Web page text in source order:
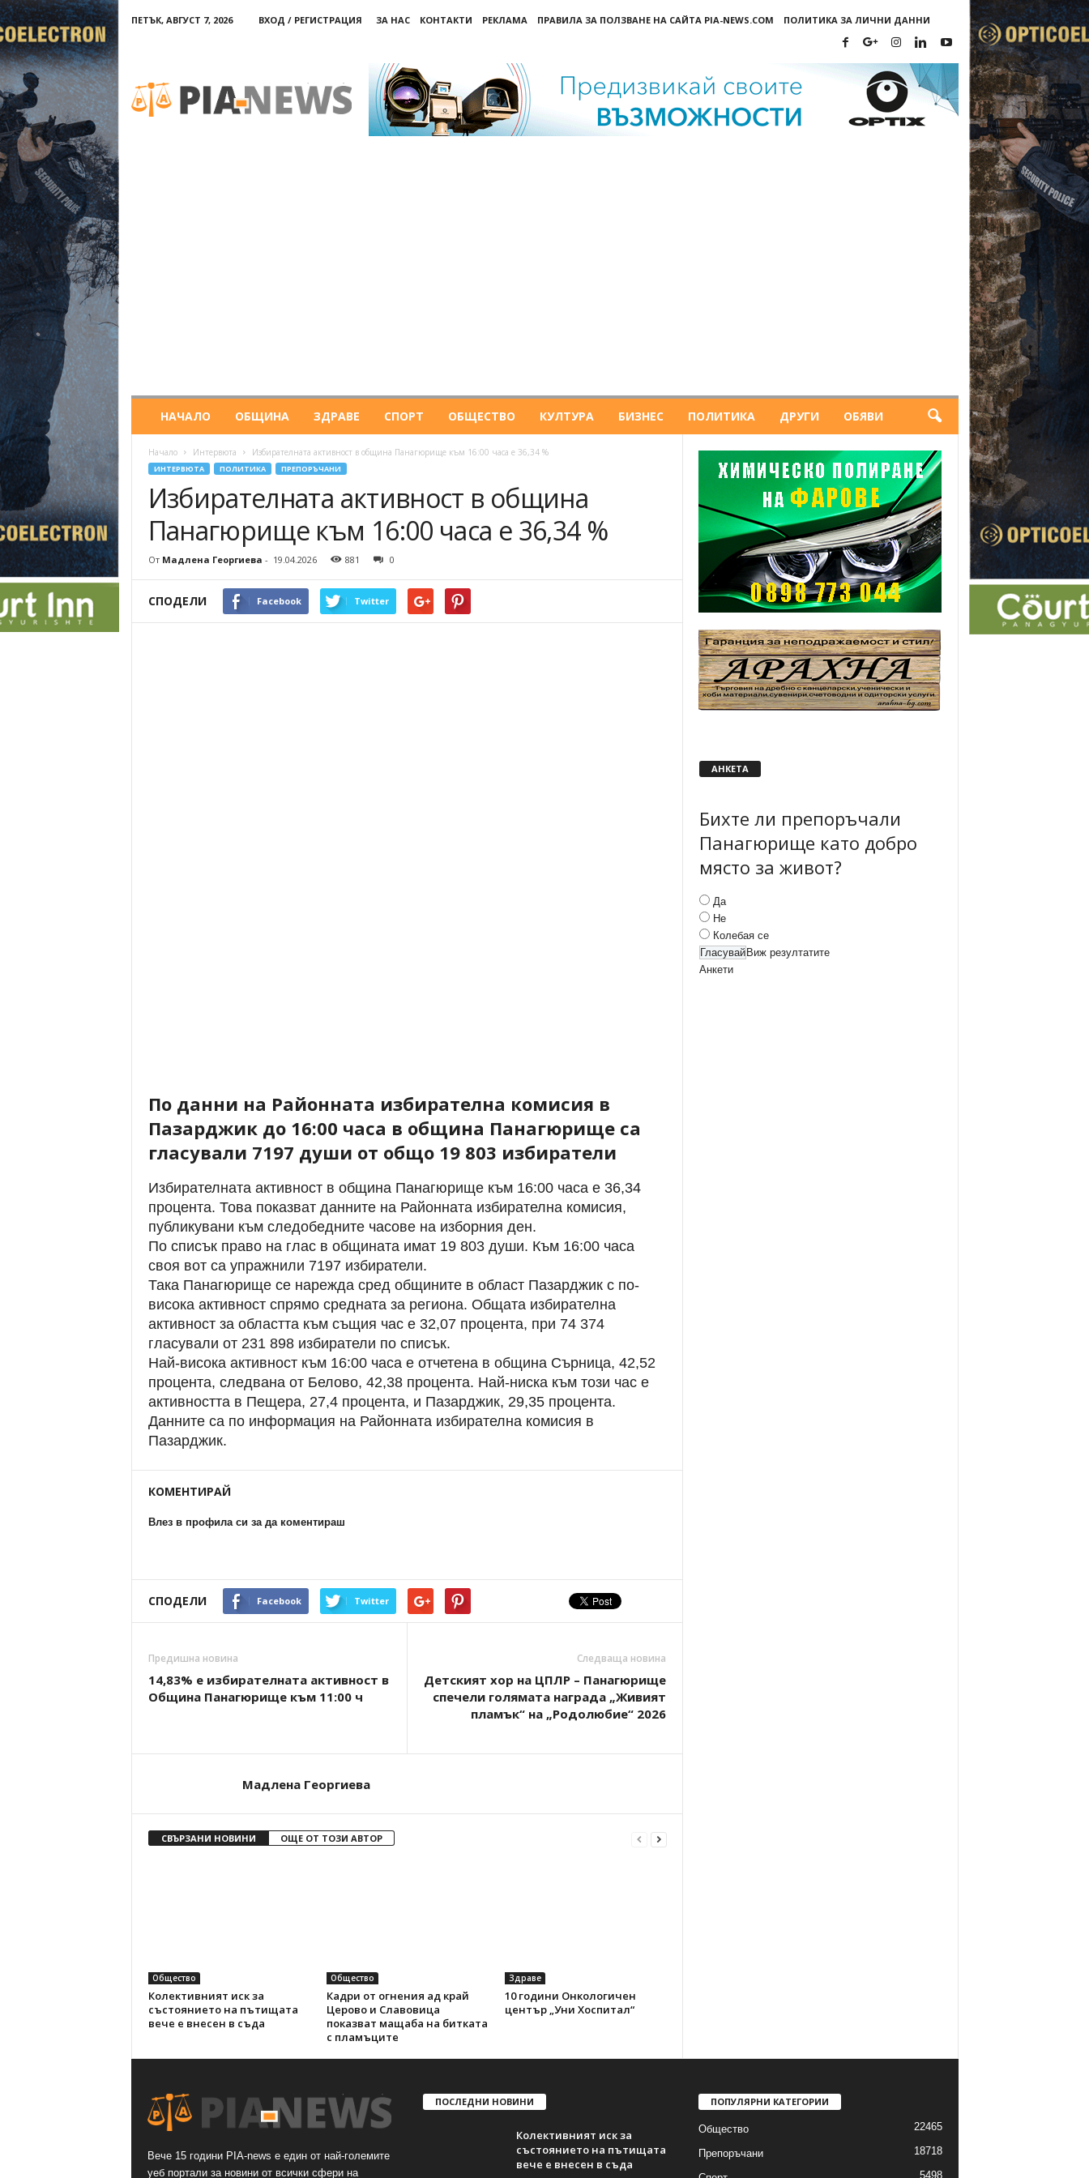
ПЕТЪК, АВГУСТ 7, 2026 ВХОД / РЕГИСТРАЦИЯ ЗА НАС КОНТАКТИ РЕКЛАМА ПРАВИЛА ЗА ПОЛЗВАНЕ НА САЙТА PIA-NEWS.COM ПОЛИТИКА ЗА ЛИЧНИ ДАННИ
НАЧАЛО ОБЩИНА ЗДРАВЕ СПОРТ ОБЩЕСТВО КУЛТУРА БИЗНЕС ПОЛИТИКА ДРУГИ ОБЯВИ
Начало Интервюта Избирателната активност в община Панагюрище към 16:00 часа е 36,34 %
ИНТЕРВЮТА ПОЛИТИКА ПРЕПОРЪЧАНИ
Избирателната активност в община
Панагюрище към 16:00 часа е 36,34 %
От Мадлена Георгиева - 19.04.2026 881 0
СПОДЕЛИ Facebook Twitter
По данни на Районната избирателна комисия в
Пазарджик до 16:00 часа в община Панагюрище са
гласували 7197 души от общо 19 803 избиратели
Избирателната активност в община Панагюрище към 16:00 часа е 36,34
процента. Това показват данните на Районната избирателна комисия,
публикувани към следобедните часове на изборния ден.
По списък право на глас в общината имат 19 803 души. Към 16:00 часа
своя вот са упражнили 7197 избиратели.
Така Панагюрище се нарежда сред общините в област Пазарджик с по-
висока активност спрямо средната за региона. Общата избирателна
активност за областта към същия час е 32,07 процента, при 74 374
гласували от 231 898 избиратели по списък.
Най-висока активност към 16:00 часа е отчетена в община Сърница, 42,52
процента, следвана от Белово, 42,38 процента. Най-ниска към този час е
активността в Пещера, 27,4 процента, и Пазарджик, 29,35 процента.
Данните са по информация на Районната избирателна комисия в
Пазарджик.
КОМЕНТИРАЙ
Влез в профила си за да коментираш
СПОДЕЛИ Facebook Twitter
Предишна новина
14,83% е избирателната активност в
Община Панагюрище към 11:00 ч
Следваща новина
Детският хор на ЦПЛР – Панагюрище
спечели голямата награда „Живият
пламък“ на „Родолюбие“ 2026
Мадлена Георгиева
СВЪРЗАНИ НОВИНИ ОЩЕ ОТ ТОЗИ АВТОР
Общество
Колективният иск за
състоянието на пътищата
вече е внесен в съда
Общество
Кадри от огнения ад край
Церово и Славовица
показват мащаба на битката
с пламъците
Здраве
10 години Онкологичен
център „Уни Хоспитал“
АНКЕТА
Бихте ли препоръчали
Панагюрище като добро
място за живот?
Да
Не
Колебая се
Виж резултатите
Анкети
Вече 15 години PIA-news е един от най-големите
уеб портали за новини от всички сфери на
ПОСЛЕДНИ НОВИНИ
Колективният иск за
състоянието на пътищата
вече е внесен в съда
ПОПУЛЯРНИ КАТЕГОРИИ
Общество 22465
Препоръчани 18718
5498